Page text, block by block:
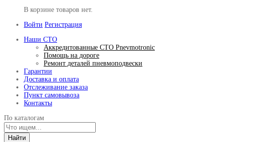
В корзине товаров нет.
Войти Регистрация
Наши СТО
Аккредитованные СТО Pnevmotronic
Помощь на дороге
Ремонт деталей пневмоподвески
Гарантии
Доставка и оплата
Отслеживание заказа
Пункт самовывоза
Контакты
По каталогам
Найти